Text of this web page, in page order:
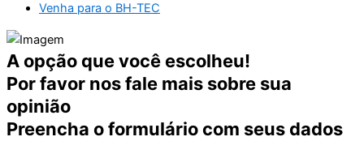
Venha para o BH-TEC
A opção que você escolheu!
Por favor nos fale mais sobre sua
opinião
Preencha o formulário com seus dados